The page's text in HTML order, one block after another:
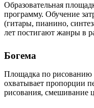
Образовательная
программу. Обучение
(гитары, пианино,
лет постигают жанры в
Богема
Площадка по рисованию
охватывает пропорции
рисования, смешивание